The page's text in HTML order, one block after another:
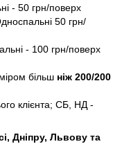
- 50 грн/поверх
50 грн/
- 100 грн/поверх
більш ніж 200/200
клієнта; СБ, НД -
Дніпру, Львову та